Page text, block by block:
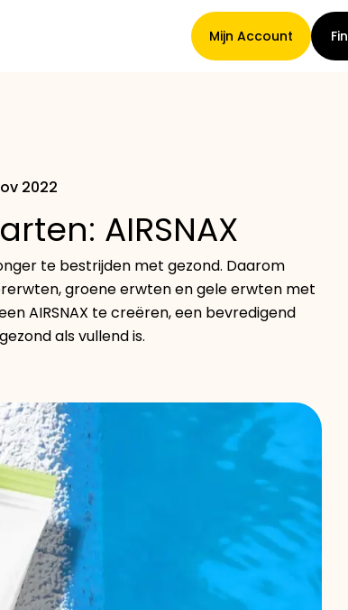
Mijn Account
Voorwaarden
claimtoewijzing
Merkselectie
Rekenmachines
2022
AIRSNAX
te bestrijden met gezond. Daarom
groene erwten en gele erwten met
AIRSNAX te creëren, een bevredigend
als vullend is.